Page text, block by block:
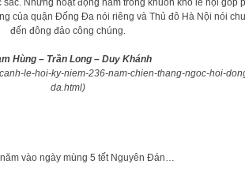
của quận Đống Đa nói riêng và Thủ đô Hà Nội nói
đến đông đảo công chúng.
Hùng – Trần Long – Duy Khánh
le-hoi-ky-niem-236-nam-chien-thang-ngoc-hoi-
da.html)
vào ngày mùng 5 tết Nguyên Đán…